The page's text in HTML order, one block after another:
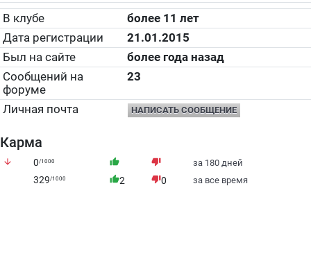
В клубе
более 11 лет
Дата регистрации
21.01.2015
Был на сайте
более года назад
Сообщений на
форуме
23
Личная почта НАПИСАТЬ СООБЩЕНИЕ
Карма
arrow_downward 0/1000 thumb_up thumb_down за 180 дней
329/1000 thumb_up2 thumb_down0 за все время